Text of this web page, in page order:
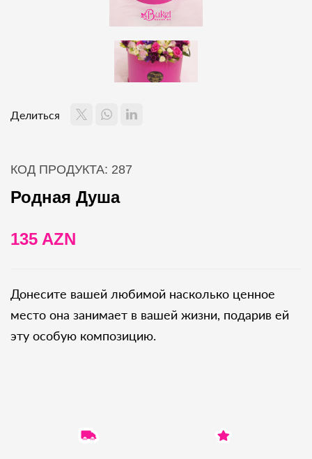
Делиться
КОД ПРОДУКТА: 287
Родная Душа
135 AZN
Донесите вашей любимой насколько ценное
место она занимает в вашей жизни, подарив ей
эту особую композицию.